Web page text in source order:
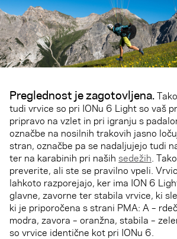
Preglednost je zagotovljena.
tudi vrvice so pri IONu 6 Light so vaš
pripravo na vzlet in pri igranju s
označbe na nosilnih trakovih jasno
stran, označbe pa se nadaljujejo tudi
ter na karabinih pri naših sedežih .
preverite, ali ste se pravilno vpeli.
lahkoto razporejajo, ker ima ION 6
glavne, zavorne ter stabila vrvice, ki
ki je priporočena s strani PMA: A –
modra, zavora – oranžna, stabila –
so vrvice identične kot pri IONu 6.